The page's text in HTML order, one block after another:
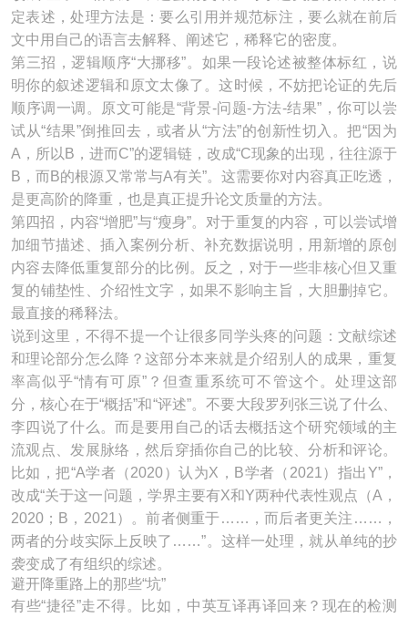
定表述，处理方法是：要么引用并规范标注，要么就在前后
文中用自己的语言去解释、阐述它，稀释它的密度。
第三招，逻辑顺序“大挪移”。如果一段论述被整体标红，说
明你的叙述逻辑和原文太像了。这时候，不妨把论证的先后
顺序调一调。原文可能是“背景-问题-方法-结果”，你可以尝
试从“结果”倒推回去，或者从“方法”的创新性切入。把“因为
A，所以B，进而C”的逻辑链，改成“C现象的出现，往往源于
B，而B的根源又常常与A有关”。这需要你对内容真正吃透，
是更高阶的降重，也是真正提升论文质量的方法。
第四招，内容“增肥”与“瘦身”。对于重复的内容，可以尝试增
加细节描述、插入案例分析、补充数据说明，用新增的原创
内容去降低重复部分的比例。反之，对于一些非核心但又重
复的铺垫性、介绍性文字，如果不影响主旨，大胆删掉它。
最直接的稀释法。
说到这里，不得不提一个让很多同学头疼的问题：文献综述
和理论部分怎么降？这部分本来就是介绍别人的成果，重复
率高似乎“情有可原”？但查重系统可不管这个。处理这部
分，核心在于“概括”和“评述”。不要大段罗列张三说了什么、
李四说了什么。而是要用自己的话去概括这个研究领域的主
流观点、发展脉络，然后穿插你自己的比较、分析和评论。
比如，把“A学者（2020）认为X，B学者（2021）指出Y”，
改成“关于这一问题，学界主要有X和Y两种代表性观点（A，
2020；B，2021）。前者侧重于……，而后者更关注……，
两者的分歧实际上反映了……”。这样一处理，就从单纯的抄
袭变成了有组织的综述。
避开降重路上的那些“坑”
有些“捷径”走不得。比如，中英互译再译回来？现在的检测